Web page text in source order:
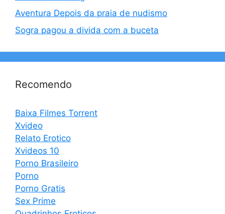
Aventura Depois da praia de nudismo
Sogra pagou a divida com a buceta
Recomendo
Baixa Filmes Torrent
Xvideo
Relato Erotico
Xvideos 10
Porno Brasileiro
Porno
Porno Gratis
Sex Prime